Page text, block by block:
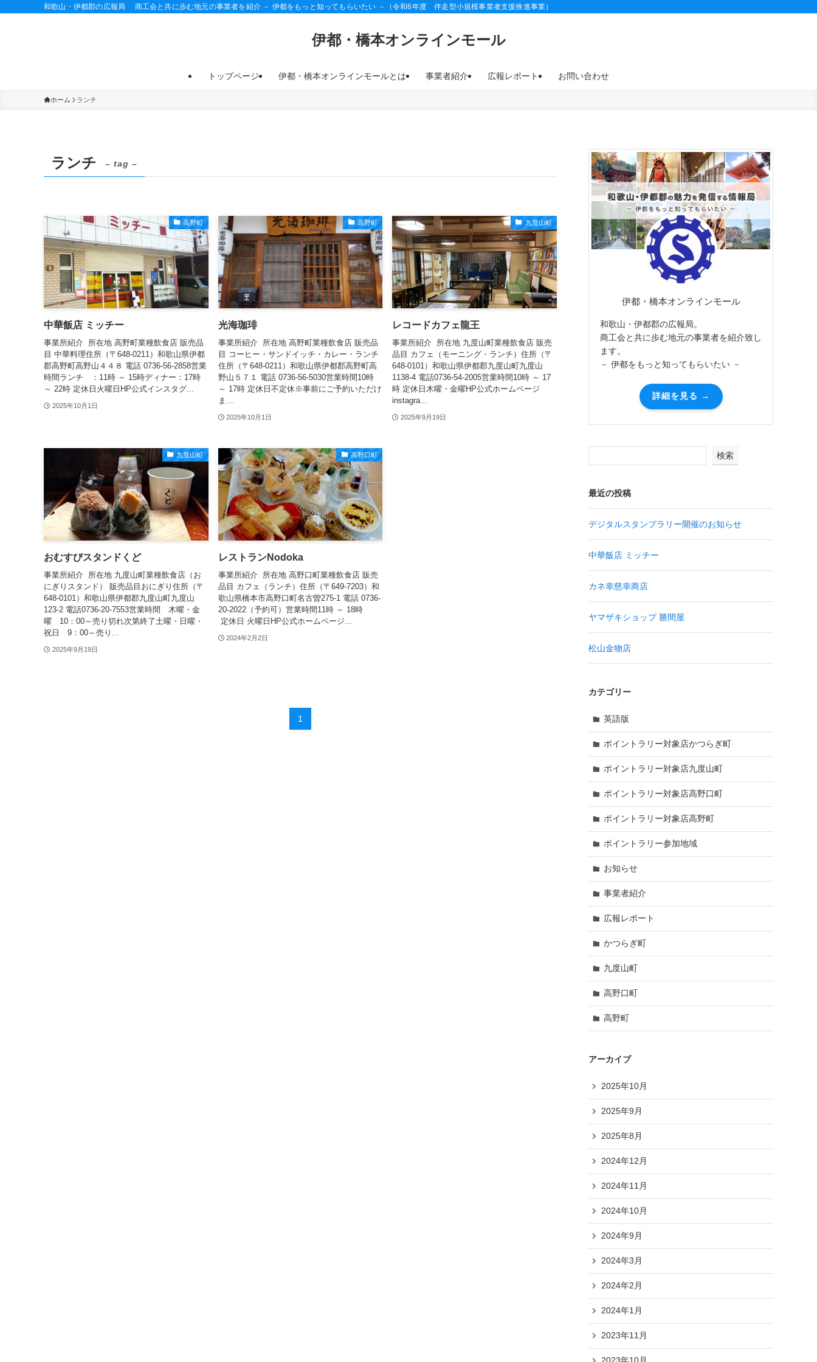
和歌山・伊都郡の広報局 商工会と共に歩む地元の事業者を紹介 － 伊都をもっと知ってもらいたい －（令和6年度 伴走型小規模事業者支援推進事業）
伊都・橋本オンラインモール
トップページ 伊都・橋本オンラインモールとは 事業者紹介 広報レポート お問い合わせ
ホーム ランチ
ランチ – tag –
高野町
中華飯店 ミッチー
事業所紹介 所在地 高野町業種飲食店 販売品
目 中華料理住所（〒648-0211）和歌山県伊都
郡高野町高野山４４８ 電話 0736-56-2858営業
時間ランチ ：11時 ～ 15時ディナー：17時
～ 22時 定休日火曜日HP公式インスタグ...
2025年10月1日
高野町
光海珈琲
事業所紹介 所在地 高野町業種飲食店 販売品
目 コーヒー・サンドイッチ・カレー・ランチ
住所（〒648-0211）和歌山県伊都郡高野町高
野山５７１ 電話 0736-56-5030営業時間10時
～ 17時 定休日不定休※事前にご予約いただけ
ま...
2025年10月1日
九度山町
レコードカフェ龍王
事業所紹介 所在地 九度山町業種飲食店 販売
品目 カフェ（モーニング・ランチ）住所（〒
648-0101）和歌山県伊都郡九度山町九度山
1138-4 電話0736-54-2005営業時間10時 ～ 17
時 定休日木曜・金曜HP公式ホームページ
instagra...
2025年9月19日
九度山町
おむすびスタンドくど
事業所紹介 所在地 九度山町業種飲食店（お
にぎりスタンド） 販売品目おにぎり住所（〒
648-0101）和歌山県伊都郡九度山町九度山
123-2 電話0736-20-7553営業時間 木曜・金
曜 10：00～売り切れ次第終了土曜・日曜・
祝日 9：00～売り...
2025年9月19日
高野口町
レストランNodoka
事業所紹介 所在地 高野口町業種飲食店 販売
品目 カフェ（ランチ）住所（〒649-7203）和
歌山県橋本市高野口町名古曽275-1 電話 0736-
20-2022（予約可）営業時間11時 ～ 18時
定休日 火曜日HP公式ホームページ...
2024年2月2日
1
伊都・橋本オンラインモール
和歌山・伊都郡の広報局。
商工会と共に歩む地元の事業者を紹介致し
ます。
－ 伊都をもっと知ってもらいたい －
詳細を見る →
検索
最近の投稿
デジタルスタンプラリー開催のお知らせ
中華飯店 ミッチー
カネ幸慈幸商店
ヤマザキショップ 勝間屋
松山金物店
カテゴリー
英語版
ポイントラリー対象店かつらぎ町
ポイントラリー対象店九度山町
ポイントラリー対象店高野口町
ポイントラリー対象店高野町
ポイントラリー参加地域
お知らせ
事業者紹介
広報レポート
かつらぎ町
九度山町
高野口町
高野町
アーカイブ
2025年10月
2025年9月
2025年8月
2024年12月
2024年11月
2024年10月
2024年9月
2024年3月
2024年2月
2024年1月
2023年11月